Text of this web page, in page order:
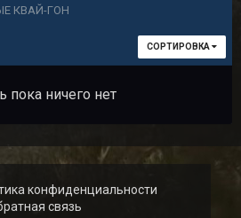
КВАЙ-ГОН
СОРТИРОВКА
пока ничего нет
конфиденциальности
связь